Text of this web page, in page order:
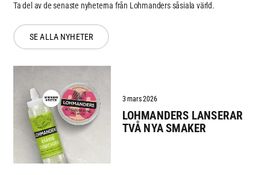
Ta del av de senaste nyheterna från Lohmanders såsiala värld.
SE ALLA NYHETER
3 mars 2026
LOHMANDERS LANSERAR
TVÅ NYA SMAKER